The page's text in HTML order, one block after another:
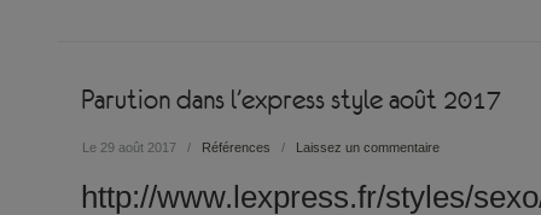
Parution dans l’express style août 2017
Le 29 août 2017 / Références / Laissez un commentaire
http://www.lexpress.fr/styles/